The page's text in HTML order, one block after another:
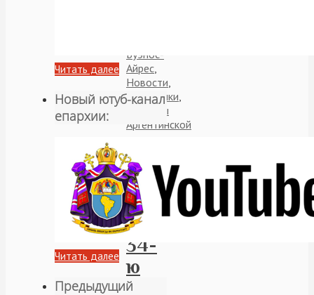
Буэнос-
Айрес,
Новости,
Праздники,
приходы
Аргентинской
Южноамериканской
епархии
В
Неделю
34-
ю
по
Читать далее
Новый ютуб-канал
епархии:
Читать далее
Предыдущий